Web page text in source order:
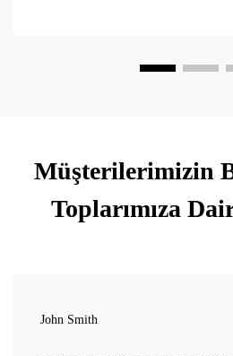
Müşterilerimizin
Toplarımıza
John Smith